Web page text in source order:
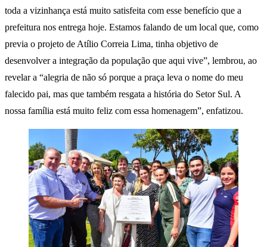
toda a vizinhança está muito satisfeita com esse benefício que a
prefeitura nos entrega hoje. Estamos falando de um local que, como
previa o projeto de Atílio Correia Lima, tinha objetivo de
desenvolver a integração da população que aqui vive”, lembrou, ao
revelar a “alegria de não só porque a praça leva o nome do meu
falecido pai, mas que também resgata a história do Setor Sul. A
nossa família está muito feliz com essa homenagem”, enfatizou.